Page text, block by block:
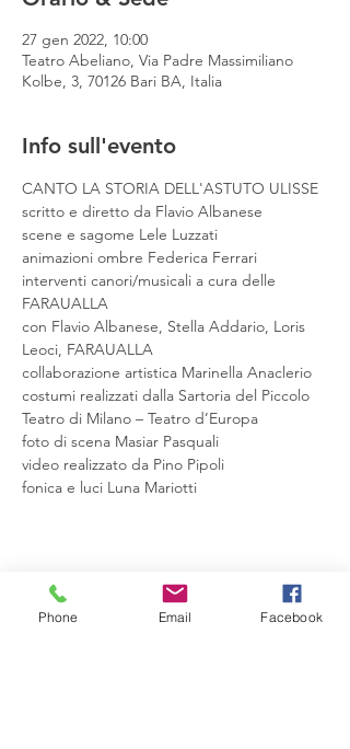
27 gen 2022, 10:00
Teatro Abeliano, Via Padre Massimiliano
Kolbe, 3, 70126 Bari BA, Italia
Info sull'evento
CANTO LA STORIA DELL'ASTUTO ULISSE
scritto e diretto da Flavio Albanese
scene e sagome Lele Luzzati
animazioni ombre Federica Ferrari
interventi canori/musicali a cura delle
FARAUALLA
con Flavio Albanese, Stella Addario, Loris
Leoci, FARAUALLA
collaborazione artistica Marinella Anaclerio
costumi realizzati dalla Sartoria del Piccolo
Teatro di Milano – Teatro d’Europa
foto di scena Masiar Pasquali
video realizzato da Pino Pipoli
fonica e luci Luna Mariotti
Condividi questo evento
Phone Email Facebook